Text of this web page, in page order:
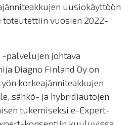
uusiokäyttöön
toteutettiin vuosien 2022-
palvelujen johtava
Diagno Finland Oy on
korkeajänniteakkujen
sähkö- ja hybridiautojen
tukemiseksi e-Expert-